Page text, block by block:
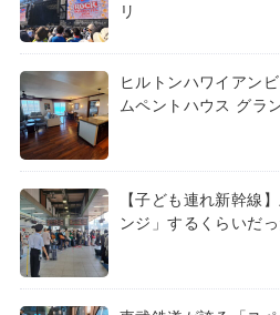
リ
ヒルトンハワイアン
ムペントハウス グラ
【子ども連れ新幹線
ンジ」するくらいだ